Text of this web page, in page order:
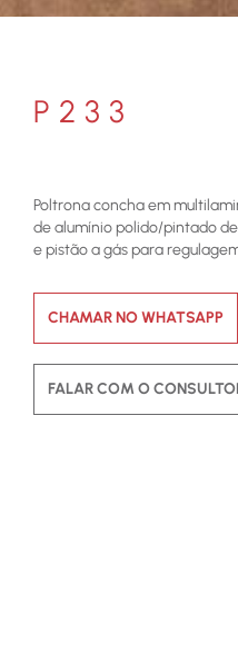
P233
Poltrona concha em
de alumínio polido/pintado
e pistão a gás para
CHAMAR NO WHATSAPP
FALAR COM O